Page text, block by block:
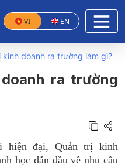
VI EN
kinh doanh ra trường làm gì?
ra trường
hiện đại, Quản trị kinh
học dẫn đầu về nhu cầu